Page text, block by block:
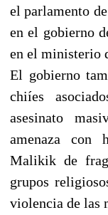
el parlamento
en el gobierno
en el ministerio
El gobierno
chiíes
asesinato
amenaza con
Malikik de
grupos
violencia de las